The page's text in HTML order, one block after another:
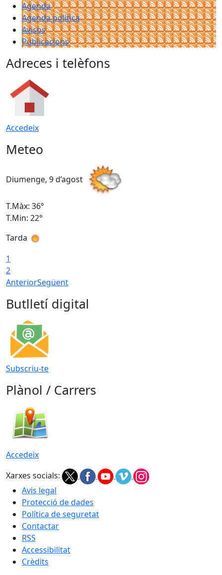
Agenda
Agenda política
Avisos
Publicacions
Adreces i telèfons
Accedeix
Meteo
Diumenge, 9 d’agost
T.Màx: 36°
T.Min: 22°
Tarda
1
2
AnteriorSegüent
Butlletí digital
Subscriu-te
Plànol / Carrers
Accedeix
Xarxes socials:
Avis legal
Protecció de dades
Política de seguretat
Contactar
RSS
Accessibilitat
Crèdits